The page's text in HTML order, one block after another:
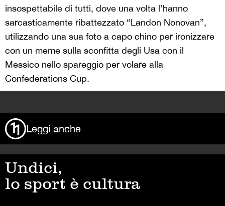
insospettabile di tutti, dove una volta l’hanno
sarcasticamente ribattezzato “Landon Nonovan”,
utilizzando una sua foto a capo chino per ironizzare
con un meme sulla sconfitta degli Usa con il
Messico nello spareggio per volare alla
Confederations Cup.
Leggi anche
Undici,
lo sport è cultura